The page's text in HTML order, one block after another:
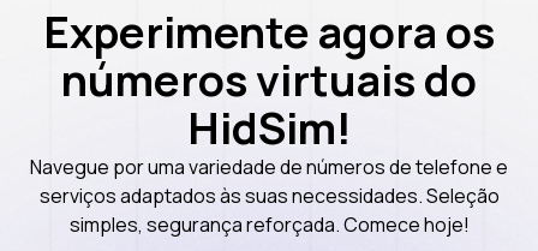
Experimente agora os
números virtuais do
HidSim!
Navegue por uma variedade de números de telefone e
serviços adaptados às suas necessidades. Seleção
simples, segurança reforçada. Comece hoje!